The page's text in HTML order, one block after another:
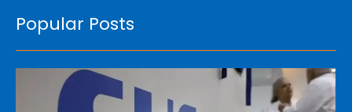
Popular Posts